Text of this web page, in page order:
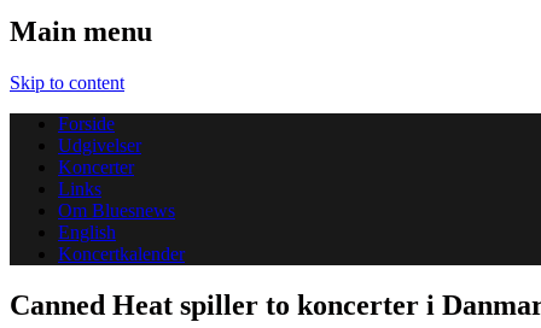
Main menu
Skip to content
Forside
Udgivelser
Koncerter
Links
Om Bluesnews
English
Koncertkalender
Canned Heat spiller to koncerter i